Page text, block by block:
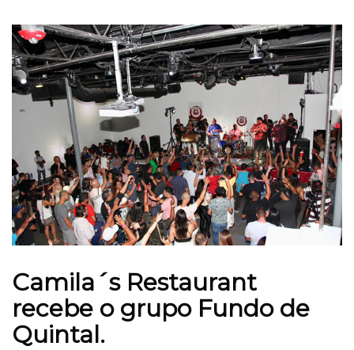
Camila´s Restaurant
recebe o grupo Fundo de
Quintal.